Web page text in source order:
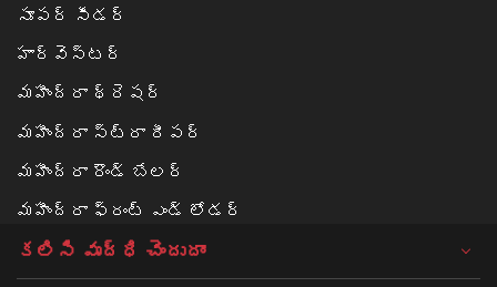
సూపర్ సీడర్
హార్వెస్టర్
మహీంద్రా థ్రెషర్
మహీంద్రా స్ట్రా రీపర్
మహీంద్రా రౌండ్ బేలర్‌
మహీంద్రా ఫ్రంట్ ఎండ్ లోడర్
కలిసి వృద్ధి చెందుదాం